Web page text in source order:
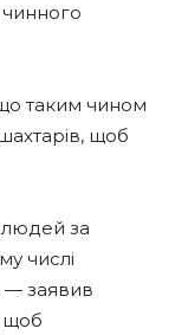
таким чином
щоб
людей за
числі
— заявив
щоб